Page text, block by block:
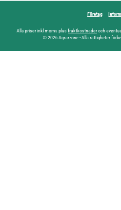
Företag
Alla priser inkl moms plus fraktkostnaderoch
© 2026 Agrarzone - Alla rättigheter